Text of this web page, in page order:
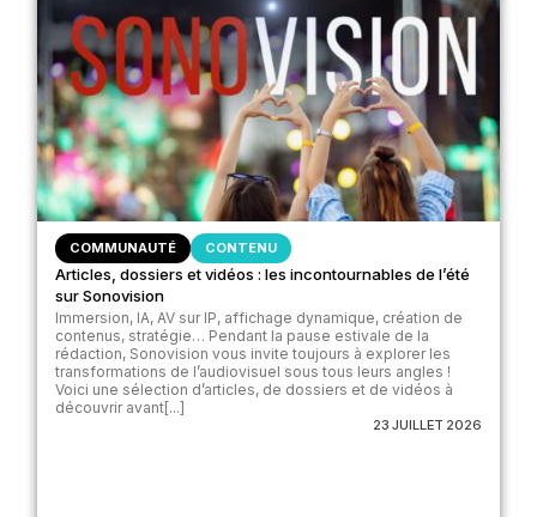
COMMUNAUTÉ CONTENU
Articles, dossiers et vidéos : les incontournables de l’été
sur Sonovision
Immersion, IA, AV sur IP, affichage dynamique, création de
contenus, stratégie… Pendant la pause estivale de la
rédaction, Sonovision vous invite toujours à explorer les
transformations de l’audiovisuel sous tous leurs angles !
Voici une sélection d’articles, de dossiers et de vidéos à
découvrir avant[...]
23 JUILLET 2026